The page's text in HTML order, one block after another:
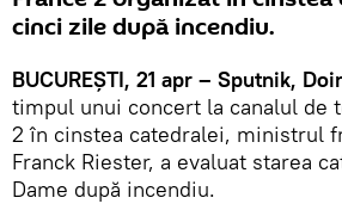
cinci zile după incendiu.
BUCUREŞTI, 21 apr – Sputnik,
timpul unui concert la canalul de
2 în cinstea catedralei, ministrul
Franck Riester, a evaluat starea
Dame după incendiu.